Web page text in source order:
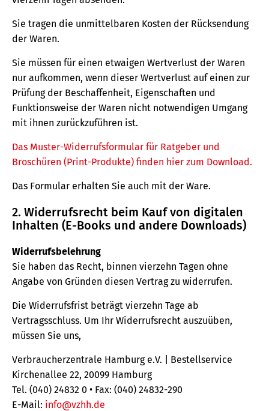
Sie tragen die unmittelbaren Kosten der Rücksendung
der Waren.
Sie müssen für einen etwaigen Wertverlust der Waren
nur aufkommen, wenn dieser Wertverlust auf einen zur
Prüfung der Beschaffenheit, Eigenschaften und
Funktionsweise der Waren nicht notwendigen Umgang
mit ihnen zurückzuführen ist.
Das Muster-Widerrufsformular für Ratgeber und
Broschüren (Print-Produkte) finden hier zum Download.
Das Formular erhalten Sie auch mit der Ware.
2. Widerrufsrecht beim Kauf von digitalen
Inhalten (E-Books und andere Downloads)
Widerrufsbelehrung
Sie haben das Recht, binnen vierzehn Tagen ohne
Angabe von Gründen diesen Vertrag zu widerrufen.
Die Widerrufsfrist beträgt vierzehn Tage ab
Vertragsschluss. Um Ihr Widerrufsrecht auszuüben,
müssen Sie uns,
Verbraucherzentrale Hamburg e.V. | Bestellservice
Kirchenallee 22, 20099 Hamburg
Tel. (040) 24832 0 • Fax: (040) 24832-290
E-Mail: info@vzhh.de